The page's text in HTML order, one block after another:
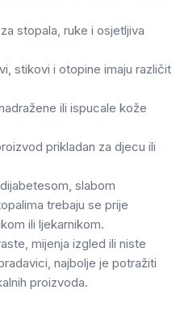
stopala, ruke i osjetljiva
stikovi i otopine imaju različit
ili ispucale kože
prikladan za djecu ili
slabom
trebaju se prije
ili ljekarnikom.
mijenja izgled ili niste
najbolje je potražiti
proizvoda.